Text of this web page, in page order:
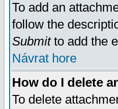
To add an
follow the
Submitto add the
Návrat hore
How do I delete
To delete